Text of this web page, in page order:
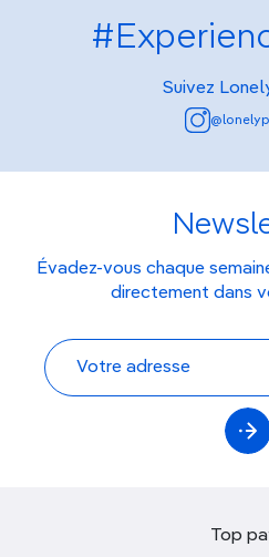
Suivez
Évadez-vous chaque
directement dans
Top